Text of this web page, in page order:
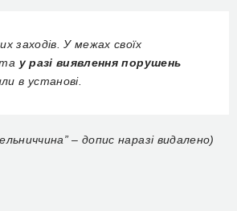
заходів. У межах своїх
у разі виявлення порушень
в установі.
– допис наразі видалено)